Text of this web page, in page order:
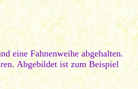
eine Fahnenweihe abgehalten.
Abgebildet ist zum Beispiel